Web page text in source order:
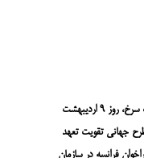
میریانا اسپولیاریک، رئیس کمیته بین‌المللی صلیب سرخ، روز 9 اردیبهشت
«طرح جهانی تقویت تعهد
فرانسه در سازمان